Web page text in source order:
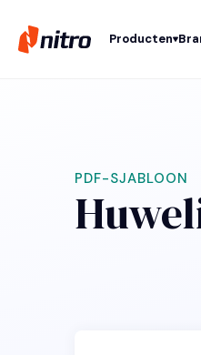
Producten
PDF-SJABLOON